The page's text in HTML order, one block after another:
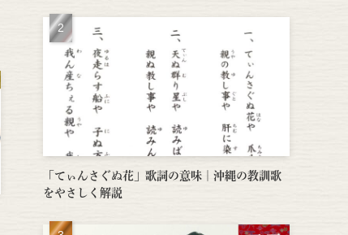
「てぃんさぐぬ花」歌詞の意味｜沖縄の教訓歌
をやさしく解説